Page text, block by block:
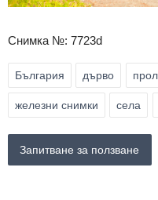
Снимка №: 7723d
България дърво
железни снимки села
Запитване за ползване